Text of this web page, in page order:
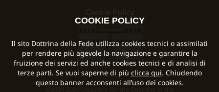
Cookie Policy
©2024 2026 Dicastery for the Doctrine of the
COOKIE POLICY
Il sito Dottrina della Fede utilizza cookies tecnici o assimilati
per rendere più agevole la navigazione e garantire la
fruizione dei servizi ed anche cookies tecnici e di analisi di
terze parti. Se vuoi saperne di più clicca qui. Chiudendo
questo banner acconsenti all’uso dei cookies.